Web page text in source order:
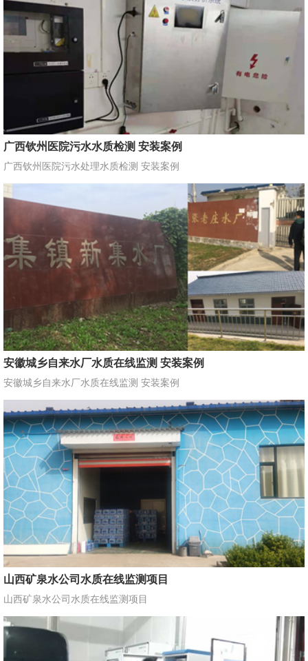
广西钦州医院污水水质检测 安装案例
广西钦州医院污水处理水质检测 安装案例
安徽城乡自来水厂水质在线监测 安装案例
安徽城乡自来水厂水质在线监测 安装案例
山西矿泉水公司水质在线监测项目
山西矿泉水公司水质在线监测项目